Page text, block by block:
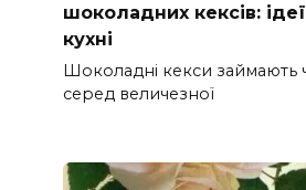
шоколадних кексів:
кухні
Шоколадні кекси займають
серед величезної